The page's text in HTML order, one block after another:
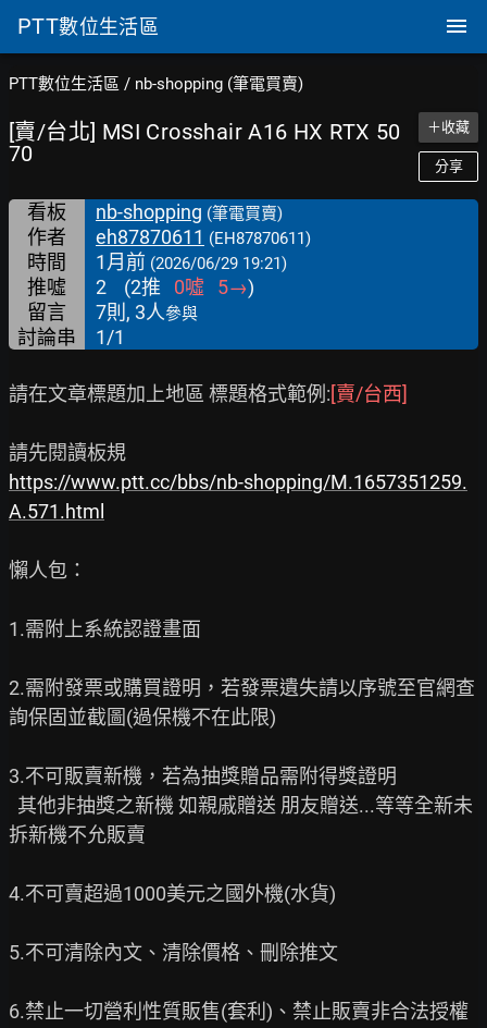
PTT數位生活區
PTT數位生活區 / nb-shopping (筆電買賣)
[賣/台北] MSI Crosshair A16 HX RTX 50
70
＋收藏
分享
看板 nb-shopping (筆電買賣)
作者 eh87870611 (EH87870611)
時間 1月前 (2026/06/29 19:21)
推噓 2 (2推 0噓 5→)
留言
7則, 3人參與
討論串 1/1
請在文章標題加上地區 標題格式範例:[賣/台西]
https://www.ptt.cc/bbs/nb-shopping/M.1657351259.
A.571.html
懶人包：
1.需附上系統認證畫面
2.需附發票或購買證明，若發票遺失請以序號至官網查
詢保固並截圖(過保機不在此限)
3.不可販賣新機，若為抽獎贈品需附得獎證明
拆新機不允販賣
4.不可賣超過1000美元之國外機(水貨)
5.不可清除內文、清除價格、刪除推文
6.禁止一切營利性質販售(套利)、禁止販賣非合法授權